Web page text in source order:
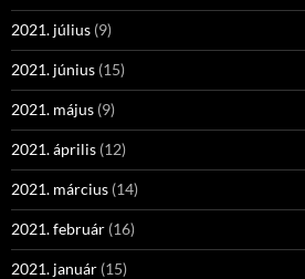
2021. július (9)
2021. június (15)
2021. május (9)
2021. április (12)
2021. március (14)
2021. február (16)
2021. január (15)